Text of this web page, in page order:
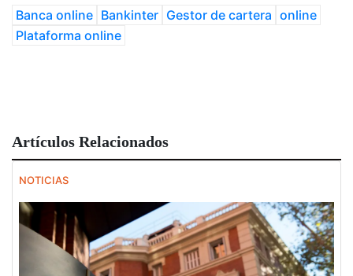
Banca online Bankinter Gestor de cartera online
Plataforma online
Artículos Relacionados
NOTICIAS